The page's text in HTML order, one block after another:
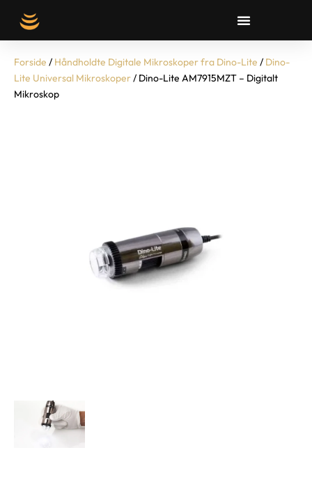
Forside / Håndholdte Digitale Mikroskoper fra Dino-Lite / Dino-
Lite Universal Mikroskoper/ Dino-Lite AM7915MZT – Digitalt
Mikroskop